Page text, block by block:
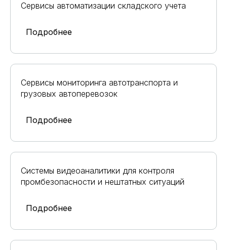
Сервисы автоматизации складского учета
Подробнее
Сервисы мониторинга автотранспорта и
грузовых автоперевозок
Подробнее
Системы видеоаналитики для контроля
промбезопасности и нештатных ситуаций
Подробнее